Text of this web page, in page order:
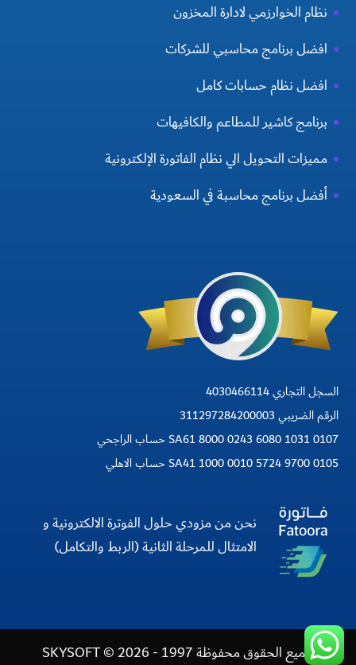
نظام الخوارزمي لادارة المخزون
افضل برنامج محاسبي للشركات
افضل نظام حسابات كامل
برنامج كاشير للمطاعم والكافيهات
مميزات التحويل الي نظام الفاتورة الإلكترونية
أفضل برنامج محاسبة في السعودية
السجل التجاري 4030466114
الرقم الضريبي 311297284200003
SA61 8000 0243 6080 1031 0107 حساب الراجحي
SA41 1000 0010 5724 9700 0105 حساب الاهلي
نحن من مزودي حلول الفوترة الالكترونية و
الامتثال للمرحلة الثانية (الربط والتكامل)
جميع الحقوق محفوظة 1997 - 2026 © SKYSOFT